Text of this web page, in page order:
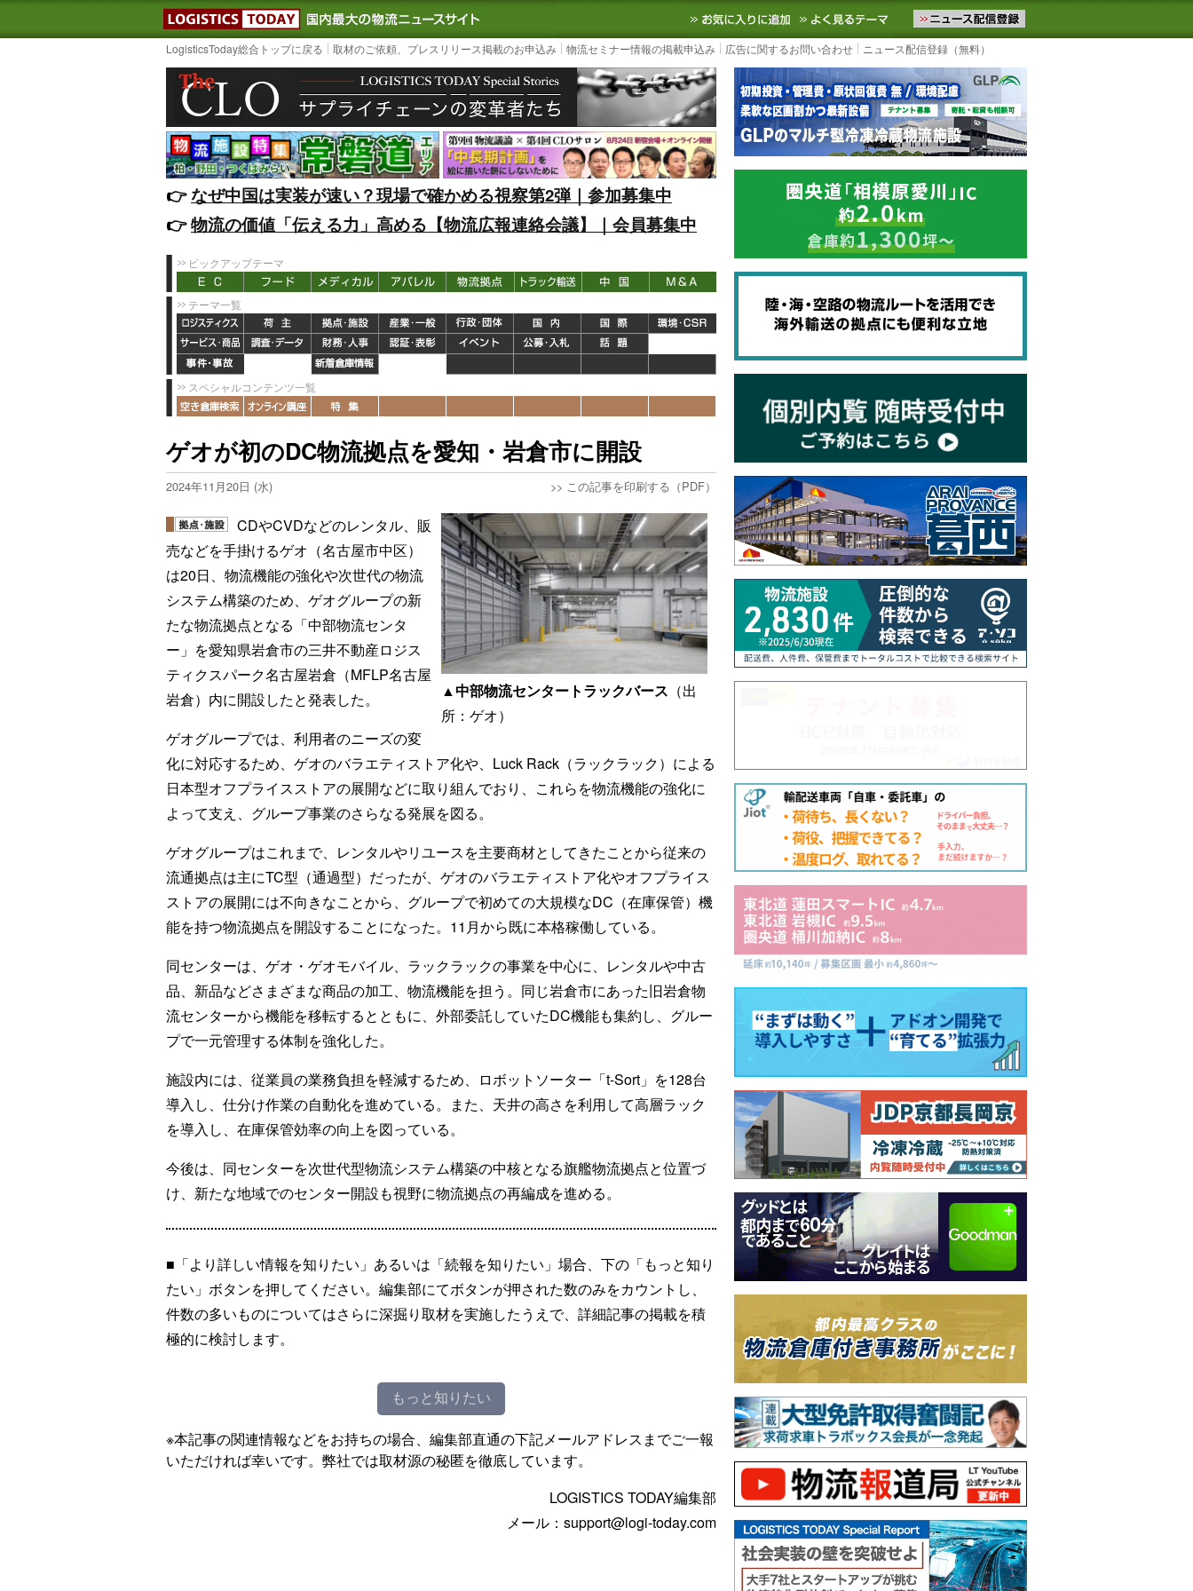
LOGISTICS TODAY｜国内最大の物流ニュースサイト3PL, SCMなど国内外の最新の物流ニュースをお届けします。物流ニュースメール配信を登録す
お気に入りに追加 よく見るテーマ
LogisticsToday総合トップに戻る 取材のご依頼、プレスリリース掲載のお申込み 物流セミナー情報の掲載申込み 広告に関するお問い合わせ ニュース配信登録（無料）
👉️なぜ中国は実装が速い？現場で確かめる視察第2弾｜参加募集中
👉️物流の価値「伝える力」高める【物流広報連絡会議】｜会員募集中
ピックアップテーマ
テーマ一覧
スペシャルコンテンツ一覧
ゲオが初のDC物流拠点を愛知・岩倉市に開設
2024年11月20日 (水) >> この記事を印刷する（PDF）
▲中部物流センタートラックバース （出
所：ゲオ）
CDやCVDなどのレンタル、販
売などを手掛けるゲオ（名古屋市中区）
は20日、物流機能の強化や次世代の物流
システム構築のため、ゲオグループの新
たな物流拠点となる「中部物流センタ
ー」を愛知県岩倉市の三井不動産ロジス
ティクスパーク名古屋岩倉（MFLP名古屋
岩倉）内に開設したと発表した。
ゲオグループでは、利用者のニーズの変
化に対応するため、ゲオのバラエティストア化や、Luck Rack（ラックラック）による
日本型オフプライスストアの展開などに取り組んでおり、これらを物流機能の強化に
よって支え、グループ事業のさらなる発展を図る。
ゲオグループはこれまで、レンタルやリユースを主要商材としてきたことから従来の
流通拠点は主にTC型（通過型）だったが、ゲオのバラエティストア化やオフプライス
ストアの展開には不向きなことから、グループで初めての大規模なDC（在庫保管）機
能を持つ物流拠点を開設することになった。11月から既に本格稼働している。
同センターは、ゲオ・ゲオモバイル、ラックラックの事業を中心に、レンタルや中古
品、新品などさまざまな商品の加工、物流機能を担う。同じ岩倉市にあった旧岩倉物
流センターから機能を移転するとともに、外部委託していたDC機能も集約し、グルー
プで一元管理する体制を強化した。
施設内には、従業員の業務負担を軽減するため、ロボットソーター「t-Sort」を128台
導入し、仕分け作業の自動化を進めている。また、天井の高さを利用して高層ラック
を導入し、在庫保管効率の向上を図っている。
今後は、同センターを次世代型物流システム構築の中核となる旗艦物流拠点と位置づ
け、新たな地域でのセンター開設も視野に物流拠点の再編成を進める。
■「より詳しい情報を知りたい」あるいは「続報を知りたい」場合、下の「もっと知り
たい」ボタンを押してください。編集部にてボタンが押された数のみをカウントし、
件数の多いものについてはさらに深掘り取材を実施したうえで、詳細記事の掲載を積
極的に検討します。
もっと知りたい
※本記事の関連情報などをお持ちの場合、編集部直通の下記メールアドレスまでご一報
いただければ幸いです。弊社では取材源の秘匿を徹底しています。
LOGISTICS TODAY編集部
メール：support@logi-today.com